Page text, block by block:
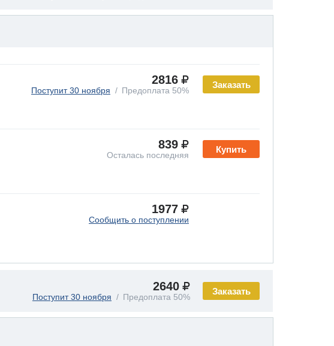
Заказать
2816
Поступит 30 ноября Предоплата 50%
Купить
839
Осталась последняя
1977
Сообщить о поступлении
Заказать
2640
Поступит 30 ноября Предоплата 50%